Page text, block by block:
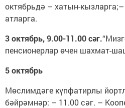
октябрьдә – хатын-
атларга.
3 октябрь, 9.00-11.00 сәг.
пенсионерлар өчен шахмат-
5 октябрь
Мөслимдәге күпфатирлы
бәйрәмнәр: – 11.00 сәг. –